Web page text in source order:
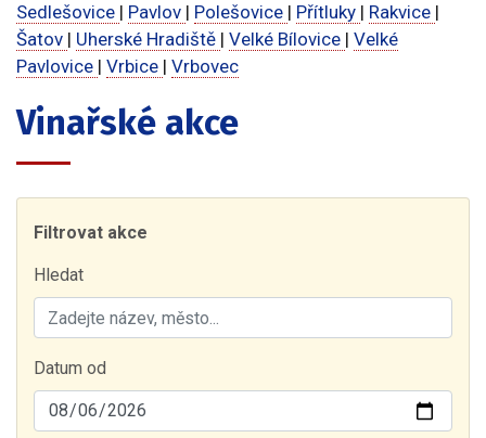
Sedlešovice | Pavlov | Polešovice | Přítluky | Rakvice |
Šatov | Uherské Hradiště | Velké Bílovice | Velké
Pavlovice | Vrbice | Vrbovec
Vinařské akce
Filtrovat akce
Hledat
Datum od